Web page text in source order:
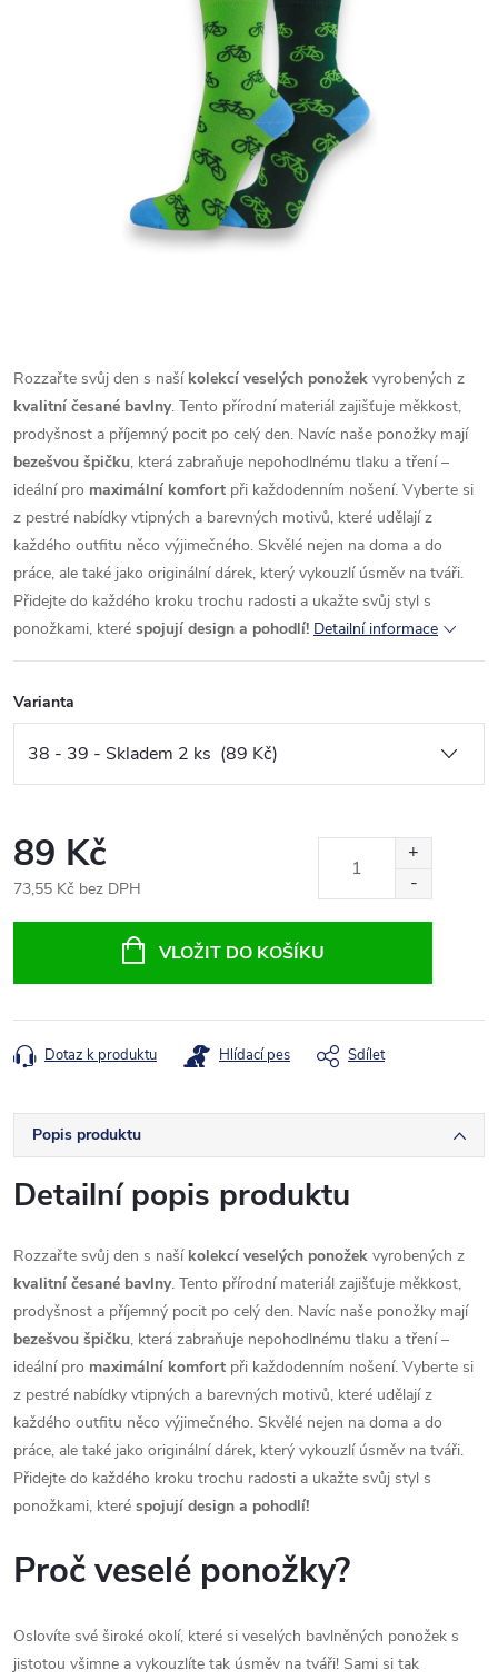
Rozzařte svůj den s naší kolekcí veselých ponožek vyrobených z
kvalitní česané bavlny. Tento přírodní materiál zajišťuje měkkost,
prodyšnost a příjemný pocit po celý den. Navíc naše ponožky mají
bezešvou špičku, která zabraňuje nepohodlnému tlaku a tření –
ideální pro maximální komfort při každodenním nošení. Vyberte si
z pestré nabídky vtipných a barevných motivů, které udělají z
každého outfitu něco výjimečného. Skvělé nejen na doma a do
práce, ale také jako originální dárek, který vykouzlí úsměv na tváři.
Přidejte do každého kroku trochu radosti a ukažte svůj styl s
ponožkami, které spojují design a pohodlí! Detailní informace
Varianta
89 Kč
73,55 Kč bez DPH
VLOŽIT DO KOŠÍKU
Dotaz k produktu Hlídací pes Sdílet
Popis produktu
Detailní popis produktu
Rozzařte svůj den s naší kolekcí veselých ponožek vyrobených z
kvalitní česané bavlny. Tento přírodní materiál zajišťuje měkkost,
prodyšnost a příjemný pocit po celý den. Navíc naše ponožky mají
bezešvou špičku, která zabraňuje nepohodlnému tlaku a tření –
ideální pro maximální komfort při každodenním nošení. Vyberte si
z pestré nabídky vtipných a barevných motivů, které udělají z
každého outfitu něco výjimečného. Skvělé nejen na doma a do
práce, ale také jako originální dárek, který vykouzlí úsměv na tváři.
Přidejte do každého kroku trochu radosti a ukažte svůj styl s
ponožkami, které spojují design a pohodlí!
Proč veselé ponožky?
Oslovíte své široké okolí, které si veselých bavlněných ponožek s
jistotou všimne a vykouzlíte tak úsměv na tváři! Sami si tak